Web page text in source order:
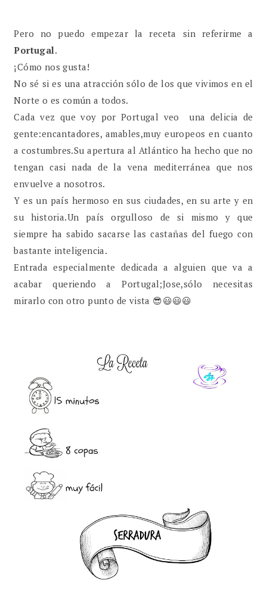
Pero no puedo empezar la receta sin referirme a
Portugal.
¡Cómo nos gusta!
No sé si es una atracción sólo de los que vivimos en el
Norte o es común a todos.
Cada vez que voy por Portugal veo una delicia de
gente:encantadores, amables,muy europeos en cuanto
a costumbres.Su apertura al Atlántico ha hecho que no
tengan casi nada de la vena mediterránea que nos
envuelve a nosotros.
Y es un país hermoso en sus ciudades, en su arte y en
su historia.Un país orgulloso de si mismo y que
siempre ha sabido sacarse las castañas del fuego con
bastante inteligencia.
Entrada especialmente dedicada a alguien que va a
acabar queriendo a Portugal;Jose,sólo necesitas
mirarlo con otro punto de vista 😎😃😃😃